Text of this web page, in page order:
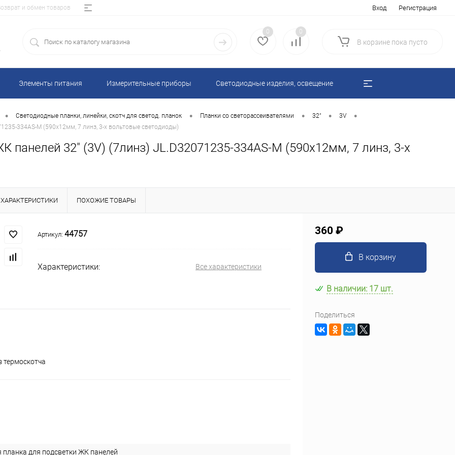
и обмен товаров Вход Регистрация
0 0
В корзине пока пусто
Элементы питания Измерительные приборы Светодиодные изделия, освещение
• Светодиодные планки, линейки, скотч для светод. планок • Планки со светорассеивателями • 32" • 3V •
334AS-M (590х12мм, 7 линз, 3-х вольтовые светодиоды)
панелей 32" (3V) (7линз) JL.D32071235-334AS-M (590х12мм, 7 линз, 3-х
ХАРАКТЕРИСТИКИ ПОХОЖИЕ ТОВАРЫ
Артикул: 44757
Характеристики: Все характеристики
планка для подсветки ЖК панелей
360 ₽
В корзину
В наличии: 17 шт.
Поделиться